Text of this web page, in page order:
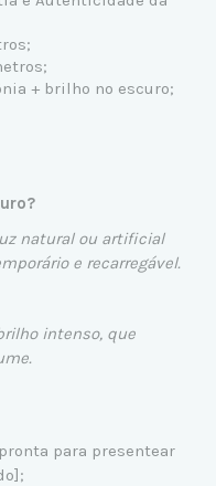
+ brilho no escuro;
natural ou artificial
e recarregável.
intenso, que
para presentear